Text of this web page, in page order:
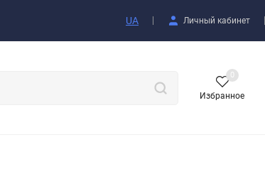
UA Личный кабинет
Избранное
0